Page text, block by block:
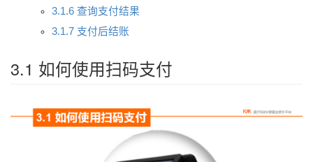
3.1.6 查询支付结果
3.1.7 支付后结账
3.1 如何使用扫码支付